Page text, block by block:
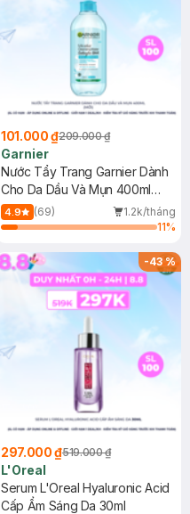
101.000 ₫209.000 ₫
Garnier
Nước Tẩy Trang Garnier Dành
Cho Da Dầu Và Mụn 400ml
(Mới)
4.9 (69)
1.2k/tháng
11%
-43%
297.000 ₫519.000 ₫
L'Oreal
Serum L'Oreal Hyaluronic Acid
Cấp Ẩm Sáng Da 30ml